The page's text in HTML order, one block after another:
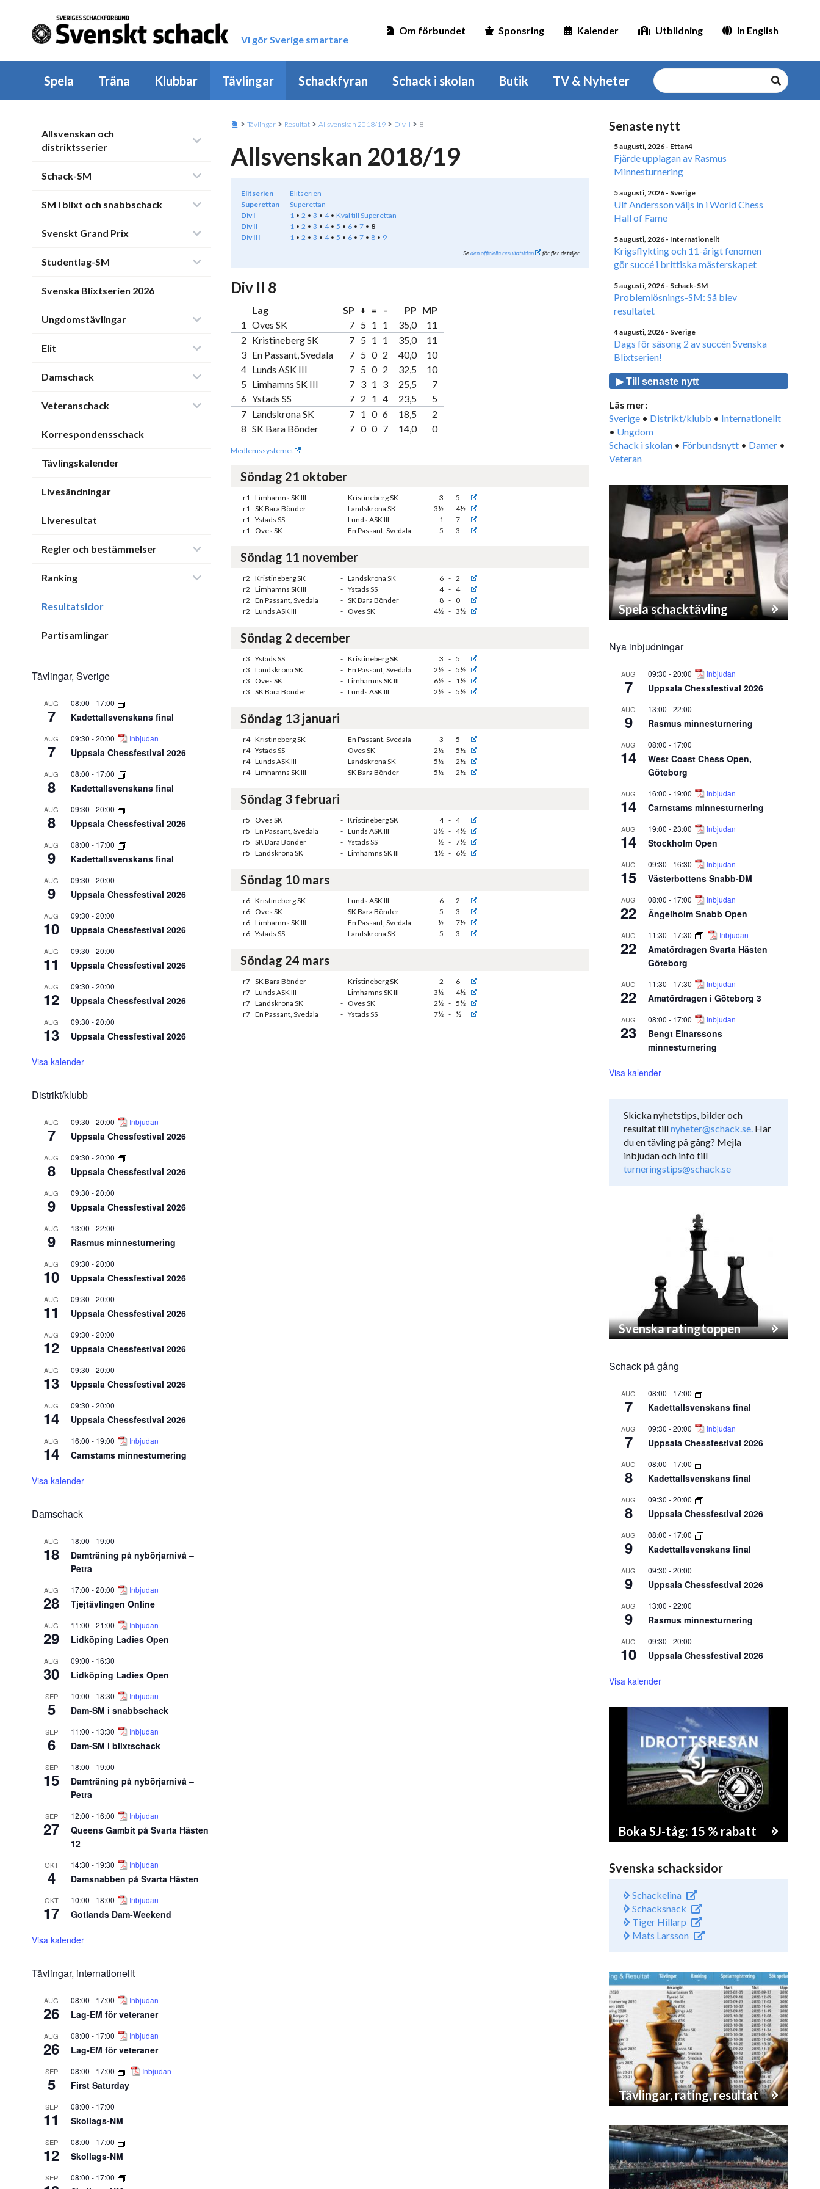
Vi gör Sverige smartare
Om förbundet Sponsring Kalender Utbildning In English
Spela Träna Klubbar Tävlingar Schackfyran Schack i skolan Butik TV & Nyheter
Allsvenskan och
distriktsserier
Schack-SM
SM i blixt och snabbschack
Svenskt Grand Prix
Studentlag-SM
Svenska Blixtserien 2026
Ungdomstävlingar
Elit
Damschack
Veteranschack
Korrespondensschack
Tävlingskalender
Livesändningar
Liveresultat
Regler och bestämmelser
Ranking
Resultatsidor
Partisamlingar
Tävlingar, Sverige
AUG
7
08:00 - 17:00
Kadettallsvenskans final
AUG
7
09:30 -20:00 Inbjudan
Uppsala Chessfestival 2026
AUG
8
08:00 - 17:00
Kadettallsvenskans final
AUG
8
09:30 -20:00
Uppsala Chessfestival 2026
AUG
9
08:00 - 17:00
Kadettallsvenskans final
AUG
9
09:30 -20:00
Uppsala Chessfestival 2026
AUG
10
09:30 -20:00
Uppsala Chessfestival 2026
AUG
11
09:30 -20:00
Uppsala Chessfestival 2026
AUG
12
09:30 -20:00
Uppsala Chessfestival 2026
AUG
13
09:30 -20:00
Uppsala Chessfestival 2026
Visa kalender
Distrikt/klubb
AUG
7
09:30 -20:00 Inbjudan
Uppsala Chessfestival 2026
AUG
8
09:30 -20:00
Uppsala Chessfestival 2026
AUG
9
09:30 -20:00
Uppsala Chessfestival 2026
AUG
9
13:00 -22:00
Rasmus minnesturnering
AUG
10
09:30 -20:00
Uppsala Chessfestival 2026
AUG
11
09:30 -20:00
Uppsala Chessfestival 2026
AUG
12
09:30 -20:00
Uppsala Chessfestival 2026
AUG
13
09:30 -20:00
Uppsala Chessfestival 2026
AUG
14
09:30 -20:00
Uppsala Chessfestival 2026
AUG
14
16:00 - 19:00 Inbjudan
Carnstams minnesturnering
Visa kalender
Damschack
AUG
18
18:00 - 19:00
Damträning på nybörjarnivå –
Petra
AUG
28
17:00 -20:00 Inbjudan
Tjejtävlingen Online
AUG
29
11:00 -21:00 Inbjudan
Lidköping Ladies Open
AUG
30
09:00 - 16:30
Lidköping Ladies Open
SEP
5
10:00 - 18:30 Inbjudan
Dam-SM i snabbschack
SEP
6
11:00 - 13:30 Inbjudan
Dam-SM i blixtschack
SEP
15
18:00 - 19:00
Damträning på nybörjarnivå –
Petra
SEP
27
12:00 - 16:00 Inbjudan
Queens Gambit på Svarta Hästen
12
OKT
4
14:30 - 19:30 Inbjudan
Damsnabben på Svarta Hästen
OKT
17
10:00 - 18:00 Inbjudan
Gotlands Dam-Weekend
Visa kalender
Tävlingar, internationellt
AUG
26
08:00 - 17:00 Inbjudan
Lag-EM för veteraner
AUG
26
08:00 - 17:00 Inbjudan
Lag-EM för veteraner
SEP
5
08:00 - 17:00 Inbjudan
First Saturday
SEP
11
08:00 - 17:00
Skollags-NM
SEP
12
08:00 - 17:00
Skollags-NM
SEP 08:00 - 17:00
Tävlingar Resultat Allsvenskan 2018/19 Div II 8
Allsvenskan 2018/19
Elitserien
Elitserien
Superettan
Superettan
Div I
1 2 3 4
Kval till Superettan
Div II
1 2 3 4 5 6 7
8
Div III
1 2 3 4 5 6 7 8 9
Seden officiella resultatsidan för fler detaljer
Div II 8
Lag SP + = - PP MP
1 Oves SK 7 5 1 1 35,0
11
2 Kristineberg SK 7 5 1 1 35,0
11
3 En Passant, Svedala 7 5 0 2 40,0
10
4 Lunds ASK III 7 5 0 2 32,5
10
5 Limhamns SK III 7 3 1 3 25,5
7
6 Ystads SS 7 2 1 4 23,5
5
7 Landskrona SK 7 1 0 6 18,5
2
8 SK Bara Bönder 7 0 0 7 14,0 0
Medlemssystemet
Söndag 21 oktober
r1 Limhamns SK III - Kristineberg SK 3 - 5
r1 SK Bara Bönder - Landskrona SK 3½ - 4½
r1 Ystads SS - Lunds ASK III 1 - 7
r1 Oves SK - En Passant, Svedala 5 - 3
Söndag 11 november
r2 Kristineberg SK - Landskrona SK 6 - 2
r2 Limhamns SK III - Ystads SS 4 - 4
r2 En Passant, Svedala - SK Bara Bönder 8 - 0
r2 Lunds ASK III - Oves SK 4½ - 3½
Söndag 2 december
r3 Ystads SS - Kristineberg SK 3 - 5
r3 Landskrona SK - En Passant, Svedala 2½ - 5½
r3
Oves SK - Limhamns SK III 6½ - 1½
r3 SK Bara Bönder - Lunds ASK III 2½ - 5½
Söndag 13 januari
r4 Kristineberg SK - En Passant, Svedala 3 - 5
r4 Ystads SS - Oves SK 2½ - 5½
r4 Lunds ASK III - Landskrona SK 5½ - 2½
r4 Limhamns SK III - SK Bara Bönder 5½ - 2½
Söndag 3 februari
r5 Oves SK - Kristineberg SK 4 - 4
r5 En Passant, Svedala - Lunds ASK III 3½ - 4½
r5 SK Bara Bönder - Ystads SS ½ - 7½
r5 Landskrona SK - Limhamns SK III 1½ - 6½
Söndag 10 mars
r6 Kristineberg SK - Lunds ASK III 6 - 2
r6 Oves SK - SK Bara Bönder 5 - 3
r6 Limhamns SK III - En Passant, Svedala ½ - 7½
r6 Ystads SS - Landskrona SK 5 - 3
Söndag 24 mars
r7 SK Bara Bönder - Kristineberg SK 2 - 6
r7 Lunds ASK III - Limhamns SK III 3½ - 4½
r7 Landskrona SK - Oves SK 2½ - 5½
r7 En Passant, Svedala - Ystads SS 7½ - ½
Senaste nytt
5 augusti, 2026 - Ettan4
Fjärde upplagan av Rasmus
Minnesturnering
5 augusti, 2026 - Sverige
Ulf Andersson väljs in i World Chess
Hall of Fame
5 augusti, 2026 - Internationellt
Krigsflykting och 11-årigt fenomen
gör succé i brittiska mästerskapet
5 augusti, 2026 - Schack-SM
Problemlösnings-SM: Så blev
resultatet
4 augusti, 2026 - Sverige
Dags för säsong 2 av succén Svenska
Blixtserien!
▶ Till senaste nytt
Läs mer:
Sverige • Distrikt/klubb • Internationellt
• Ungdom
Schack i skolan • Förbundsnytt • Damer •
Veteran
Spela schacktävling
Nya inbjudningar
AUG
7
09:30 -20:00 Inbjudan
Uppsala Chessfestival 2026
AUG
9
13:00 -22:00
Rasmus minnesturnering
AUG
14
08:00 - 17:00
West Coast Chess Open,
Göteborg
AUG
14
16:00 - 19:00 Inbjudan
Carnstams minnesturnering
AUG
14
19:00 -23:00 Inbjudan
Stockholm Open
AUG
15
09:30 - 16:30 Inbjudan
Västerbottens Snabb-DM
AUG
22
08:00 - 17:00 Inbjudan
Ängelholm Snabb Open
AUG
22
11:30 - 17:30 Inbjudan
Amatördragen Svarta Hästen
Göteborg
AUG
22
11:30 - 17:30 Inbjudan
Amatördragen i Göteborg 3
AUG
23
08:00 - 17:00 Inbjudan
Bengt Einarssons
minnesturnering
Visa kalender
Skicka nyhetstips, bilder och
resultat tillnyheter@schack.se. Har
du en tävling på gång? Mejla
inbjudan och info till
turneringstips@schack.se
Svenska ratingtoppen
Schack på gång
AUG
7
08:00 - 17:00
Kadettallsvenskans final
AUG
7
09:30 -20:00 Inbjudan
Uppsala Chessfestival 2026
AUG
8
08:00 - 17:00
Kadettallsvenskans final
AUG
8
09:30 -20:00
Uppsala Chessfestival 2026
AUG
9
08:00 - 17:00
Kadettallsvenskans final
AUG
9
09:30 -20:00
Uppsala Chessfestival 2026
AUG
9
13:00 -22:00
Rasmus minnesturnering
AUG
10
09:30 -20:00
Uppsala Chessfestival 2026
Visa kalender
Boka SJ-tåg: 15 % rabatt
Svenska schacksidor
Schackelina
Schacksnack
Tiger Hillarp
Mats Larsson
Tävlingar, rating, resultat